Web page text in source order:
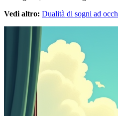
Vedi altro: Dualità di sogni ad